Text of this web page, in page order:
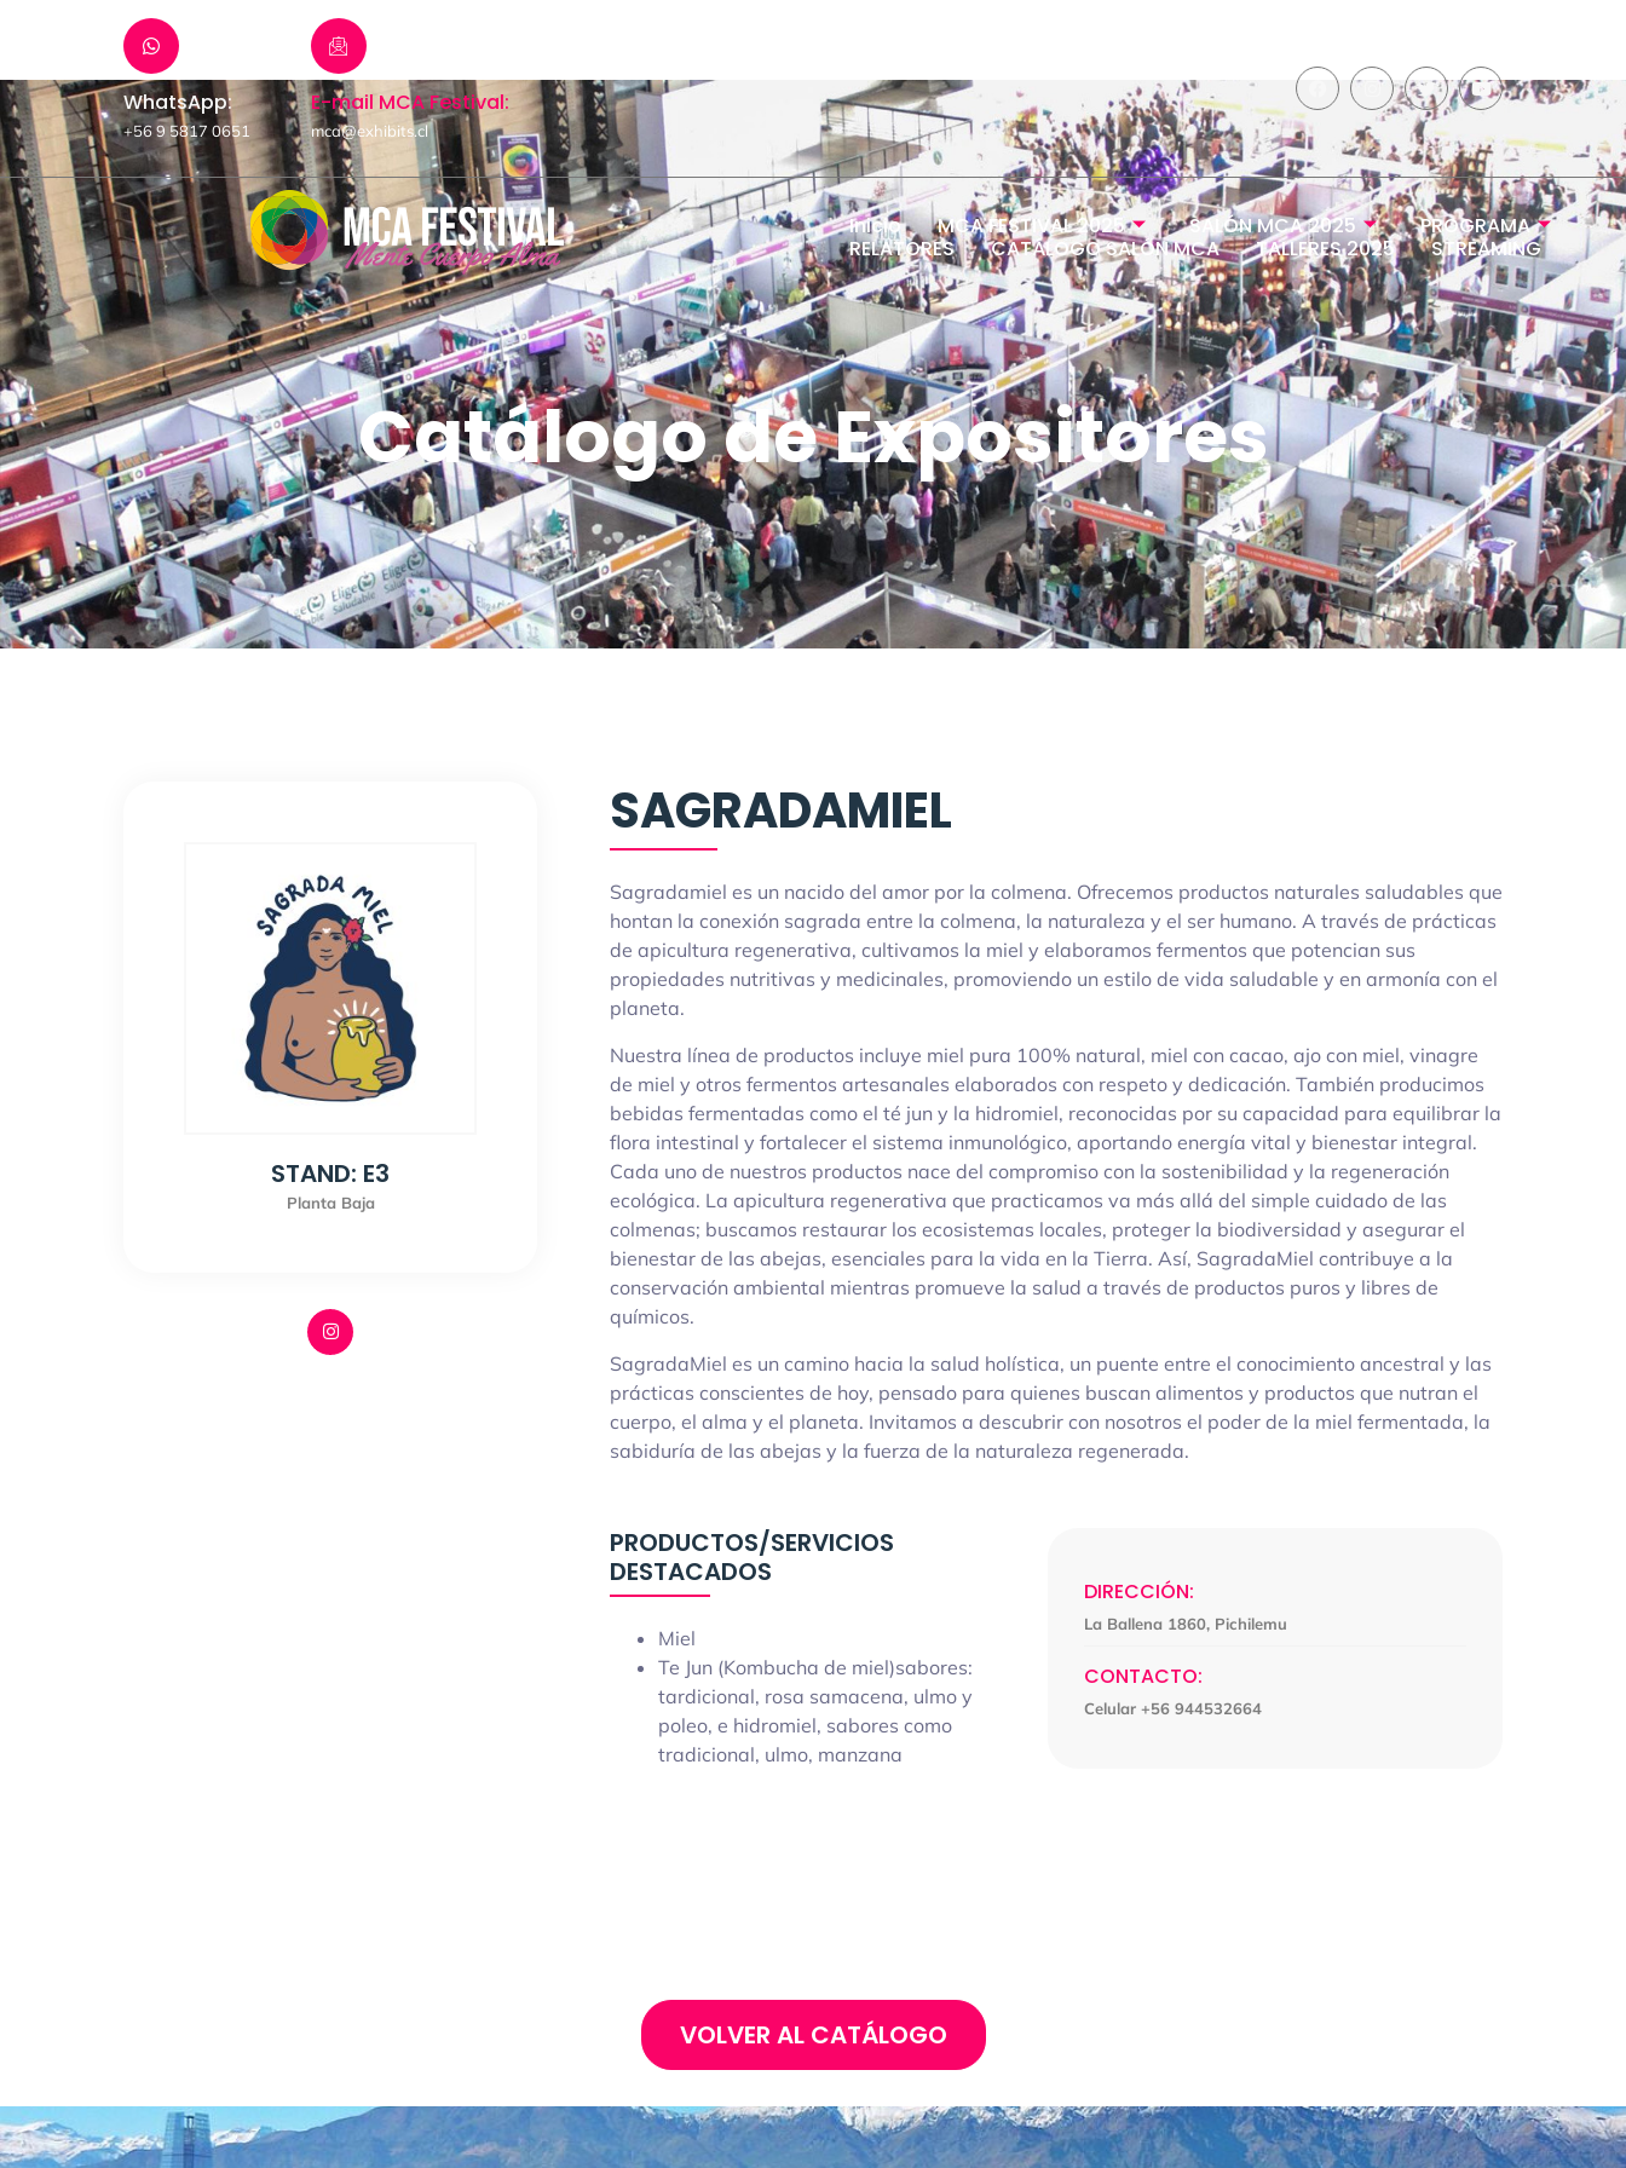
WhatsApp:
+56 9 5817 0651
E-mail MCA Festival:
mca@exhibits.cl
Inicio MCA FESTIVAL 2025 SALÓN MCA 2025
PROGRAMA
RELATORES
CATÁLOGO SALÓN MCA TALLERES 2025 STREAMING
Catálogo de Expositores
STAND: E3
Planta Baja
SAGRADAMIEL
Sagradamiel es un nacido del amor por la colmena. Ofrecemos productos naturales saludables que
hontan la conexión sagrada entre la colmena, la naturaleza y el ser humano. A través de prácticas
de apicultura regenerativa, cultivamos la miel y elaboramos fermentos que potencian sus
propiedades nutritivas y medicinales, promoviendo un estilo de vida saludable y en armonía con el
planeta.
Nuestra línea de productos incluye miel pura 100% natural, miel con cacao, ajo con miel, vinagre
de miel y otros fermentos artesanales elaborados con respeto y dedicación. También producimos
bebidas fermentadas como el té jun y la hidromiel, reconocidas por su capacidad para equilibrar la
flora intestinal y fortalecer el sistema inmunológico, aportando energía vital y bienestar integral.
Cada uno de nuestros productos nace del compromiso con la sostenibilidad y la regeneración
ecológica. La apicultura regenerativa que practicamos va más allá del simple cuidado de las
colmenas; buscamos restaurar los ecosistemas locales, proteger la biodiversidad y asegurar el
bienestar de las abejas, esenciales para la vida en la Tierra. Así, SagradaMiel contribuye a la
conservación ambiental mientras promueve la salud a través de productos puros y libres de
químicos.
SagradaMiel es un camino hacia la salud holística, un puente entre el conocimiento ancestral y las
prácticas conscientes de hoy, pensado para quienes buscan alimentos y productos que nutran el
cuerpo, el alma y el planeta. Invitamos a descubrir con nosotros el poder de la miel fermentada, la
sabiduría de las abejas y la fuerza de la naturaleza regenerada.
PRODUCTOS/SERVICIOS
DESTACADOS
Miel
Te Jun (Kombucha de miel)sabores:
tardicional, rosa samacena, ulmo y
poleo, e hidromiel, sabores como
tradicional, ulmo, manzana
DIRECCIÓN:
La Ballena 1860, Pichilemu
CONTACTO:
Celular +56 944532664
VOLVER AL CATÁLOGO